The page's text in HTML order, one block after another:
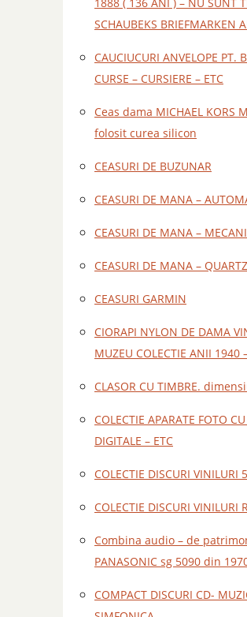
SCHAUBEKS BRIEFMARKEN
CAUCIUCURI ANVELOPE PT.
CURSE – CURSIERE – ETC
Ceas dama MICHAEL KORS
folosit curea silicon
CEASURI DE BUZUNAR
CEASURI DE MANA –
CEASURI DE MANA –
CEASURI DE MANA – QUARTZ
CEASURI GARMIN
CIORAPI NYLON DE DAMA
MUZEU COLECTIE ANII 1940
CLASOR CU TIMBRE.
COLECTIE APARATE FOTO
DIGITALE – ETC
COLECTIE DISCURI VINILURI
COLECTIE DISCURI VINILURI
Combina audio – de
PANASONIC sg 5090 din
COMPACT DISCURI CD-